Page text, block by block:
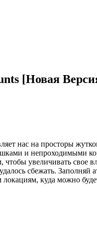
[Новая
нас на просторы
и непроходимыми
чтобы увеличивать
сбежать.
куда можно